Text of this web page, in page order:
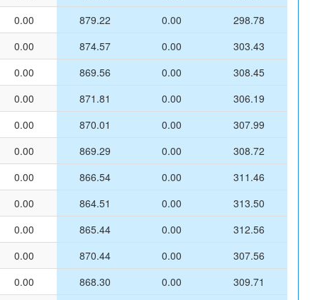
0.00 879.22 0.00
298.78
0.00 874.57 0.00
303.43
0.00 869.56 0.00
308.45
0.00 871.81 0.00
306.19
0.00 870.01 0.00
307.99
0.00 869.29 0.00
308.72
0.00 866.54 0.00
311.46
0.00 864.51 0.00
313.50
0.00 865.44 0.00
312.56
0.00 870.44 0.00
307.56
0.00 868.30 0.00
309.71